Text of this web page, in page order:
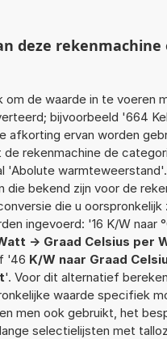
deze rekenmachine
de waarde in te voeren
bijvoorbeeld '664
afkorting ervan worden
rekenmachine de
'Abolute
die bekend zijn voor de
die u
ingevoerd: '16 K/W
-> Graad Celsius per
'46 K/W naar Graad
'. Voor dit alternatief
waarde specifiek
men ook gebruikt, het
selectielijsten met